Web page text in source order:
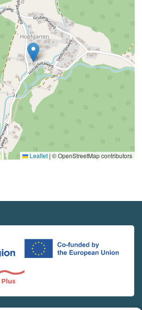
Leaflet | © OpenStreetMap contributors